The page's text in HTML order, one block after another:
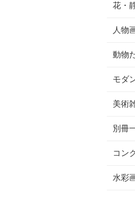
花・
人物
動物
モダ
美術
別冊
コン
水彩